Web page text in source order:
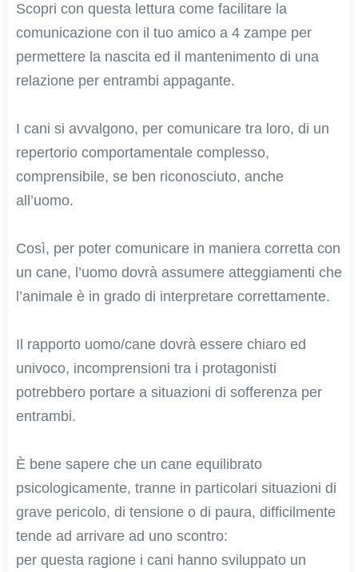
Scopri con questa lettura come facilitare la
comunicazione con il tuo amico a 4 zampe per
permettere la nascita ed il mantenimento di una
relazione per entrambi appagante.
I cani si avvalgono, per comunicare tra loro, di un
repertorio comportamentale complesso,
comprensibile, se ben riconosciuto, anche
all’uomo.
Così, per poter comunicare in maniera corretta con
un cane, l’uomo dovrà assumere atteggiamenti che
l’animale è in grado di interpretare correttamente.
Il rapporto uomo/cane dovrà essere chiaro ed
univoco, incomprensioni tra i protagonisti
potrebbero portare a situazioni di sofferenza per
entrambi.
È bene sapere che un cane equilibrato
psicologicamente, tranne in particolari situazioni di
grave pericolo, di tensione o di paura, difficilmente
tende ad arrivare ad uno scontro:
per questa ragione i cani hanno sviluppato un